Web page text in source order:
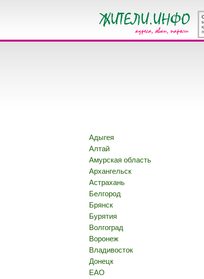
Адыгея
Алтай
Амурская область
Архангельск
Астрахань
Белгород
Брянск
Бурятия
Волгоград
Воронеж
Владивосток
Донецк
ЕАО